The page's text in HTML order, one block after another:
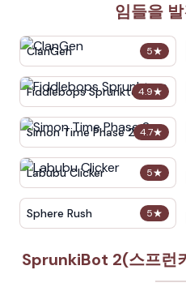
임들을
5★
ClanGen
4.9★
Fiddlebops Sprunkters
4.7★
Simon Time Phase 2
5★
Labubu Clicker
5★
Sphere Rush
SprunkiBot 2(스프런